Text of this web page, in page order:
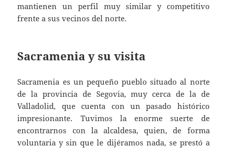
mantienen un perfil muy similar y competitivo
frente a sus vecinos del norte.
Sacramenia y su visita
Sacramenia es un pequeño pueblo situado al norte
de la provincia de Segovia, muy cerca de la de
Valladolid, que cuenta con un pasado histórico
impresionante. Tuvimos la enorme suerte de
encontrarnos con la alcaldesa, quien, de forma
voluntaria y sin que le dijéramos nada, se prestó a